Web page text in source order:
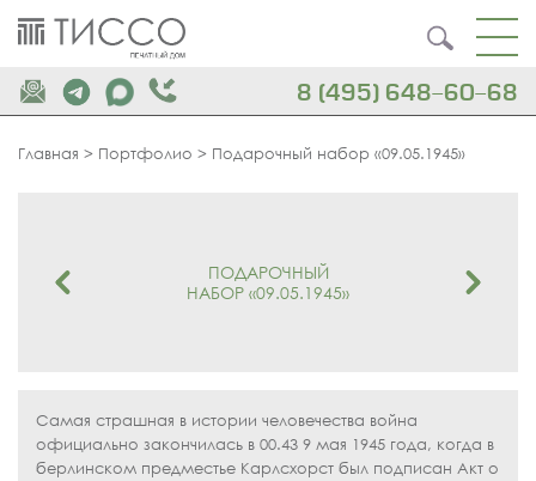
8 (495) 648-60-68
Главная > Портфолио > Подарочный набор «09.05.1945»
ПОДАРОЧНЫЙ
НАБОР «09.05.1945»
Самая страшная в истории человечества война
официально закончилась в 00.43 9 мая 1945 года, когда в
берлинском предместье Карлсхорст был подписан Акт о